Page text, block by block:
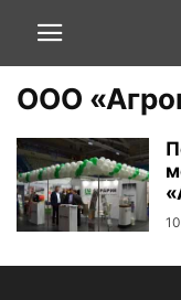
ООО